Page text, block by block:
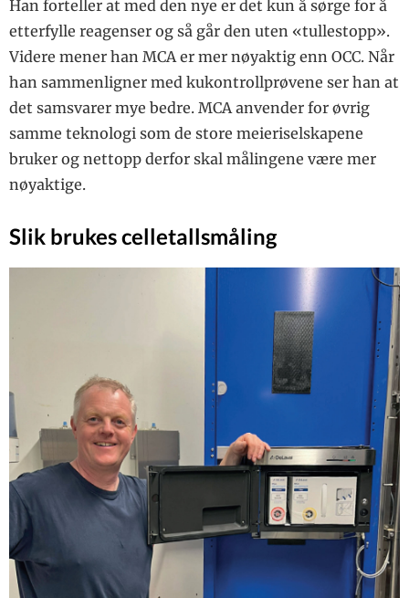
Han forteller at med den nye er det kun å sørge for å
etterfylle reagenser og så går den uten «tullestopp».
Videre mener han MCA er mer nøyaktig enn OCC. Når
han sammenligner med kukontrollprøvene ser han at
det samsvarer mye bedre. MCA anvender for øvrig
samme teknologi som de store meieriselskapene
bruker og nettopp derfor skal målingene være mer
nøyaktige.
Slik brukes celletallsmåling